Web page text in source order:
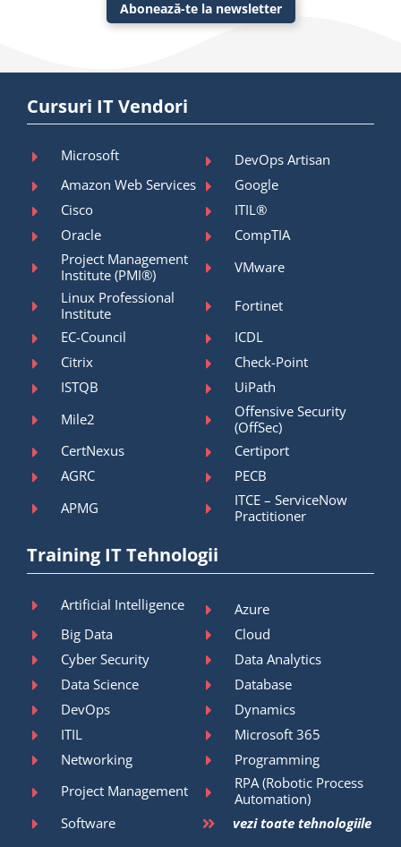
Abonează-te la newsletter
Cursuri IT Vendori
Microsoft
DevOps Artisan
Amazon Web Services
Google
Cisco
ITIL®
Oracle
CompTIA
Project Management
Institute (PMI®)
VMware
Linux Professional
Institute
Fortinet
EC-Council
ICDL
Citrix
Check-Point
ISTQB
UiPath
Mile2
Offensive Security
(OffSec)
CertNexus
Certiport
AGRC
PECB
APMG
ITCE – ServiceNow
Practitioner
Training IT Tehnologii
Artificial Intelligence
Azure
Big Data
Cloud
Cyber Security
Data Analytics
Data Science
Database
DevOps
Dynamics
ITIL
Microsoft 365
Networking
Programming
Project Management
RPA (Robotic Process
Automation)
Software
vezi toate tehnologiile